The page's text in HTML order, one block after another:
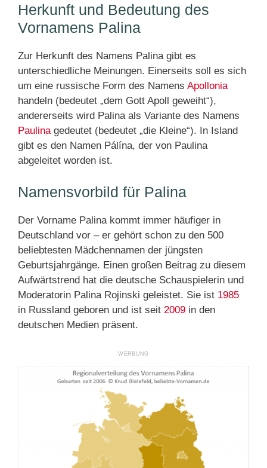
Herkunft und Bedeutung des
Vornamens Palina
Zur Herkunft des Namens Palina gibt es
unterschiedliche Meinungen. Einerseits soll es sich
um eine russische Form des Namens Apollonia
handeln (bedeutet „dem Gott Apoll geweiht“),
andererseits wird Palina als Variante des Namens
Paulina gedeutet (bedeutet „die Kleine“). In Island
gibt es den Namen Pálína, der von Paulina
abgeleitet worden ist.
Namensvorbild für Palina
Der Vorname Palina kommt immer häufiger in
Deutschland vor – er gehört schon zu den 500
beliebtesten Mädchennamen der jüngsten
Geburtsjahrgänge. Einen großen Beitrag zu diesem
Aufwärtstrend hat die deutsche Schauspielerin und
Moderatorin Palina Rojinski geleistet. Sie ist 1985
in Russland geboren und ist seit 2009 in den
deutschen Medien präsent.